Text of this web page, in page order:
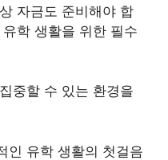
자금도 준비해야 합
학 생활을 위한 필수
중할 수 있는 환경을
인 유학 생활의 첫걸음